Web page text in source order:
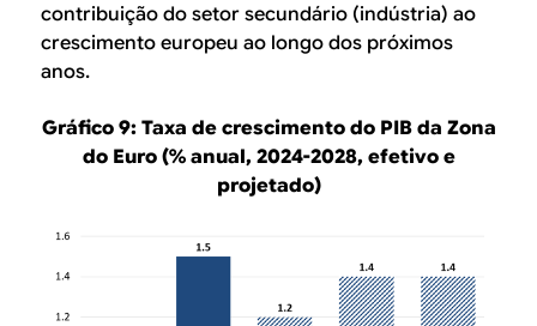
contribuição do setor secundário (indústria) ao
crescimento europeu ao longo dos próximos
anos.
Gráfico 9: Taxa de crescimento do PIB da Zona
do Euro (% anual, 2024-2028, efetivo e
projetado)